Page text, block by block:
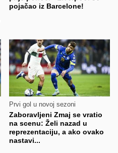
pojačao iz Barcelone!
Prvi gol u novoj sezoni
Zaboravljeni Zmaj se vratio
na scenu: Želi nazad u
reprezentaciju, a ako ovako
nastavi...